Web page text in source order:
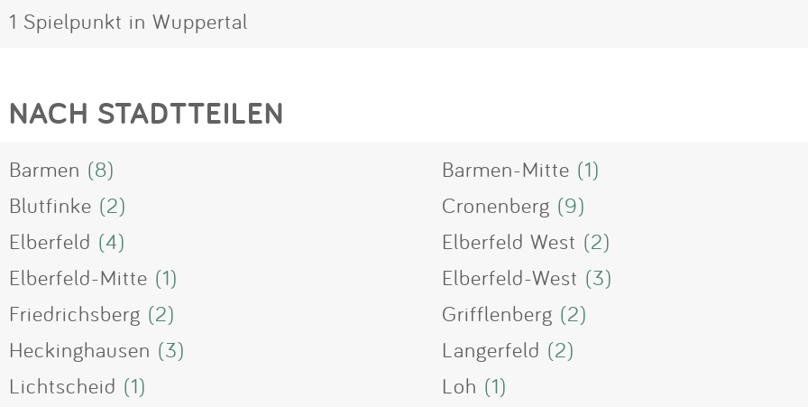
1 Spielpunkt in Wuppertal
NACH STADTTEILEN
Barmen (8) Barmen-Mitte (1)
Blutfinke (2) Cronenberg (9)
Elberfeld (4) Elberfeld West (2)
Elberfeld-Mitte (1) Elberfeld-West (3)
Friedrichsberg (2) Grifflenberg (2)
Heckinghausen (3) Langerfeld (2)
Lichtscheid (1) Loh (1)